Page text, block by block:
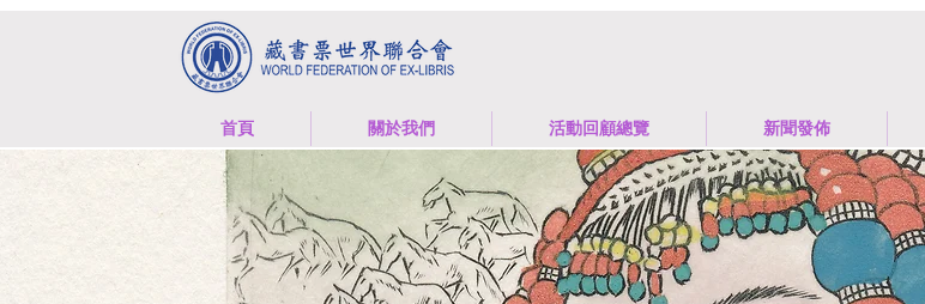
首頁 關於我們 活動回顧總覽 新聞發佈